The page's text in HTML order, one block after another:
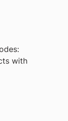
with